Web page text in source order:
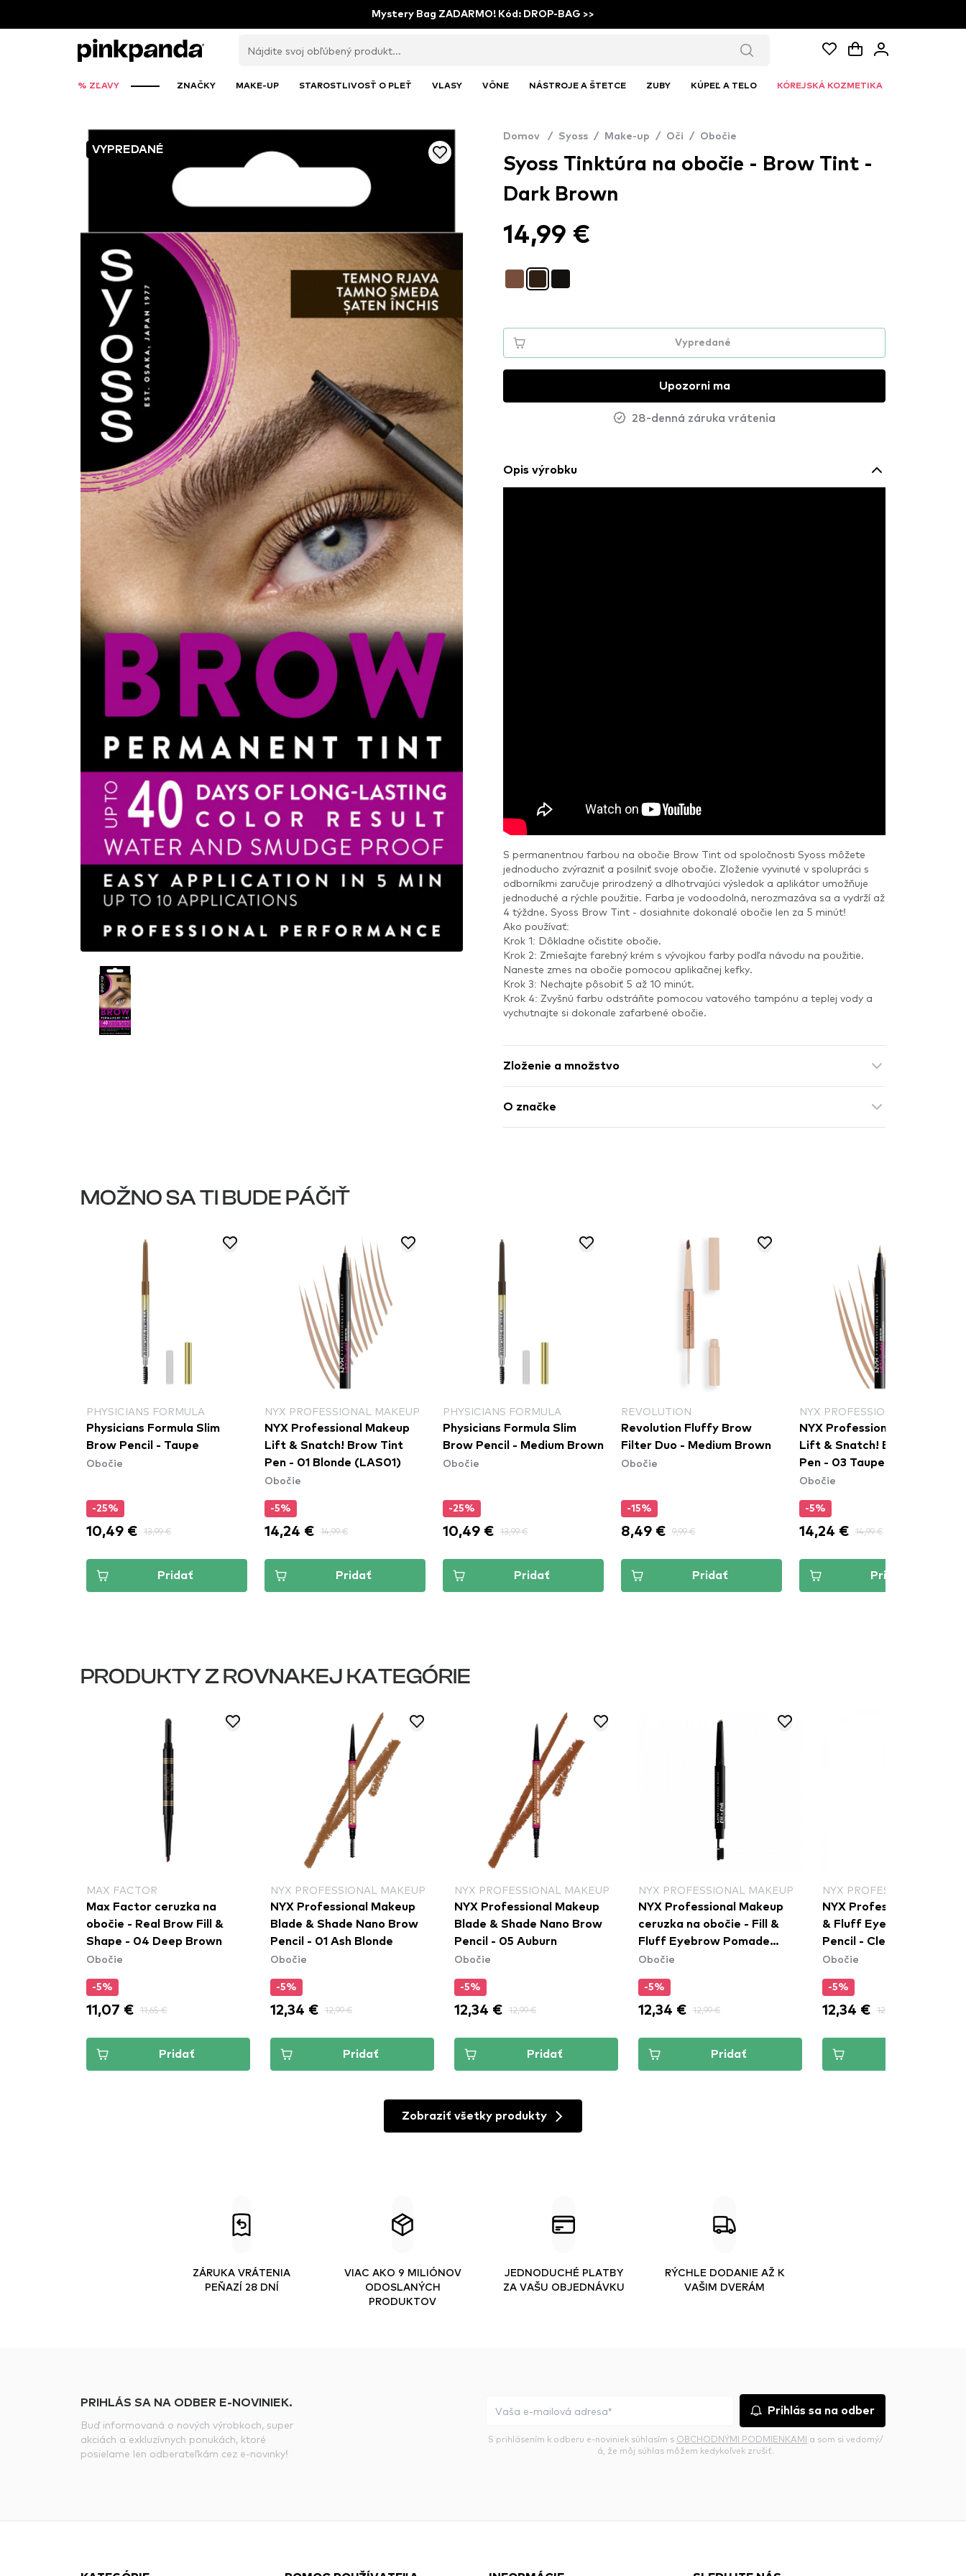
Mystery Bag ZADARMO! Kód: DROP-BAG >>
% ZĽAVY ZNAČKY MAKE-UP STAROSTLIVOSŤ O PLEŤ VLASY VÔNE NÁSTROJE A ŠTETCE ZUBY KÚPEĽ A TELO KÓREJSKÁ KOZMETIKA
VYPREDANÉ
Domov / Syoss / Make-up / Oči / Obočie
Syoss Tinktúra na obočie - Brow Tint -
Dark Brown
14,99 €
Vypredané
Upozorni ma
28-denná záruka vrátenia
Opis výrobku
S permanentnou farbou na obočie Brow Tint od spoločnosti Syoss môžete
jednoducho zvýrazniť a posilniť svoje obočie. Zloženie vyvinuté v spolupráci s
odborníkmi zaručuje prirodzený a dlhotrvajúci výsledok a aplikátor umožňuje
jednoduché a rýchle použitie. Farba je vodoodolná, nerozmazáva sa a vydrží až
4 týždne. Syoss Brow Tint - dosiahnite dokonalé obočie len za 5 minút!
Ako používať:
Krok 1: Dôkladne očistite obočie.
Krok 2: Zmiešajte farebný krém s vývojkou farby podľa návodu na použitie.
Naneste zmes na obočie pomocou aplikačnej kefky.
Krok 3: Nechajte pôsobiť 5 až 10 minút.
Krok 4: Zvyšnú farbu odstráňte pomocou vatového tampónu a teplej vody a
vychutnajte si dokonale zafarbené obočie.
Zloženie a množstvo
O značke
MOŽNO SA TI BUDE PÁČIŤ
PHYSICIANS FORMULA
Physicians Formula Slim
Brow Pencil - Taupe
Obočie
-25%
10,49 € 13,99 €
Pridať
NYX PROFESSIONAL MAKEUP
NYX Professional Makeup
Lift & Snatch! Brow Tint
Pen - 01 Blonde (LAS01)
Obočie
-5%
14,24 € 14,99 €
Pridať
PHYSICIANS FORMULA
Physicians Formula Slim
Brow Pencil - Medium Brown
Obočie
-25%
10,49 € 13,99 €
Pridať
REVOLUTION
Revolution Fluffy Brow
Filter Duo - Medium Brown
Obočie
-15%
8,49 € 9,99 €
Pridať
NYX PROFESSIONAL MAKEUP
NYX Professional Makeup
Lift & Snatch! Brow Tint
Pen - 03 Taupe (LAS03)
Obočie
-5%
14,24 € 14,99 €
Pridať
PRODUKTY Z ROVNAKEJ KATEGÓRIE
MAX FACTOR
Max Factor ceruzka na
obočie - Real Brow Fill &
Shape - 04 Deep Brown
Obočie
-5%
11,07 € 11,65 €
Pridať
NYX PROFESSIONAL MAKEUP
NYX Professional Makeup
Blade & Shade Nano Brow
Pencil - 01 Ash Blonde
Obočie
-5%
12,34 € 12,99 €
Pridať
NYX PROFESSIONAL MAKEUP
NYX Professional Makeup
Blade & Shade Nano Brow
Pencil - 05 Auburn
Obočie
-5%
12,34 € 12,99 €
Pridať
NYX PROFESSIONAL MAKEUP
NYX Professional Makeup
ceruzka na obočie - Fill &
Fluff Eyebrow Pomade
Pencil - Blonde (FFEP01)
Obočie
-5%
12,34 € 12,99 €
Pridať
NYX PROFESSIONAL
NYX Professional
& Fluff Eyebrow Pomade
Pencil - Clear
Obočie
-5%
12,34 € 12,99 €
Zobraziť všetky produkty
ZÁRUKA VRÁTENIA
PEŇAZÍ 28 DNÍ
VIAC AKO 9 MILIÓNOV
ODOSLANÝCH
PRODUKTOV
JEDNODUCHÉ PLATBY
ZA VAŠU OBJEDNÁVKU
RÝCHLE DODANIE AŽ K
VAŠIM DVERÁM
PRIHLÁS SA NA ODBER E-NOVINIEK.
Buď informovaná o nových výrobkoch, super
akciách a exkluzívnych ponukách, ktoré
posielame len odberateľkám cez e-novinky!
Prihlás sa na odber
S prihlásením k odberu e-noviniek súhlasím s OBCHODNÝMI PODMIENKAMI a som si vedomý/
á, že môj súhlas môžem kedykoľvek zrušiť.